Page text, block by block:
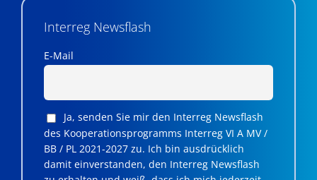
Interreg Newsflash
E-Mail
Ja, senden Sie mir den Interreg Newsflash
des Kooperationsprogramms Interreg VI A MV /
BB / PL 2021-2027 zu. Ich bin ausdrücklich
damit einverstanden, den Interreg Newsflash